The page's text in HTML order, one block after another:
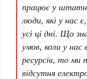
працює у
люди, які у нас
усі ці дні. Що
умов, коли у
ресурсів, то ми
відсутня